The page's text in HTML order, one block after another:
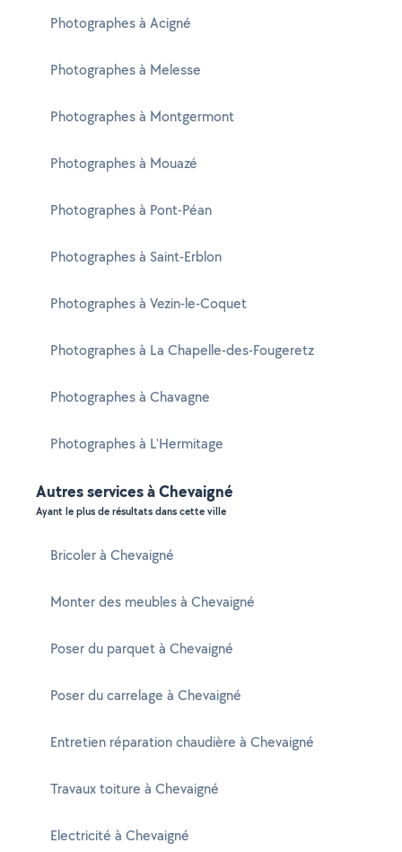
Photographes à Acigné
Photographes à Melesse
Photographes à Montgermont
Photographes à Mouazé
Photographes à Pont-Péan
Photographes à Saint-Erblon
Photographes à Vezin-le-Coquet
Photographes à La Chapelle-des-Fougeretz
Photographes à Chavagne
Photographes à L'Hermitage
Autres services à Chevaigné
Ayant le plus de résultats dans cette ville
Bricoler à Chevaigné
Monter des meubles à Chevaigné
Poser du parquet à Chevaigné
Poser du carrelage à Chevaigné
Entretien réparation chaudière à Chevaigné
Travaux toiture à Chevaigné
Electricité à Chevaigné